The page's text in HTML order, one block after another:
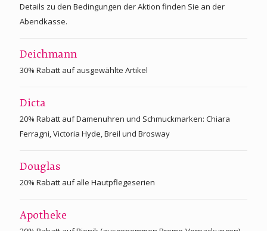
Details zu den Bedingungen der Aktion finden Sie an der
Abendkasse.
Deichmann
30% Rabatt auf ausgewählte Artikel
Dicta
20% Rabatt auf Damenuhren und Schmuckmarken: Chiara
Ferragni, Victoria Hyde, Breil und Brosway
Douglas
20% Rabatt auf alle Hautpflegeserien
Apotheke